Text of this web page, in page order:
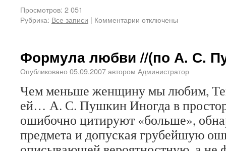
Просмотров: 2 051
Рубрика: Все записи | Комментарии отключены
Формула любви //(по А. С.
Опубликовано 05.09.2007автором Администратор
Чем меньше женщину мы любим,
ей… А. С. Пушкин Иногда в
ошибочно цитируют «больше»,
предмета и допуская грубейшую